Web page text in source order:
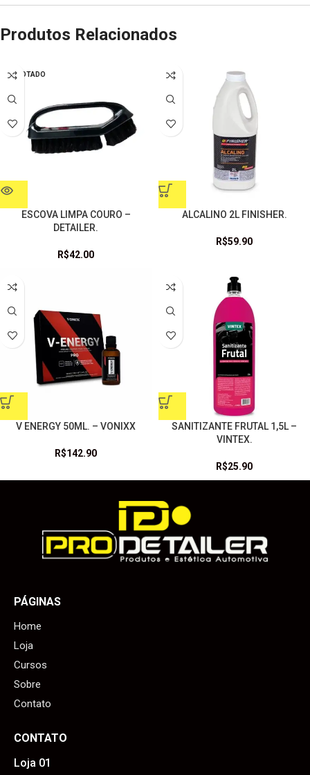
Produtos Relacionados
ESGOTADO
ESCOVA LIMPA COURO –
DETAILER.
R$42.00
ALCALINO 2L FINISHER.
R$59.90
V ENERGY 50ML. – VONIXX
R$142.90
SANITIZANTE FRUTAL 1,5L –
VINTEX.
R$25.90
PÁGINAS
Home
Loja
Cursos
Sobre
Contato
CONTATO
Loja 01